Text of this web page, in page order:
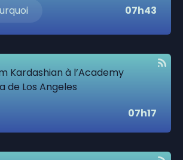
07h43
Kardashian à l’Academy
de Los Angeles
07h17